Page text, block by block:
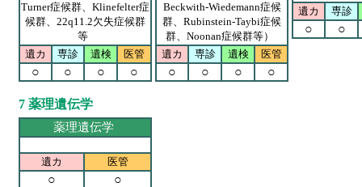
Turner症候群、Klinefelter症
候群、22q11.2欠失症候群
等
遺カ
専診 遺検 医管
○ ○ ○ ○
Beckwith-Wiedemann症候
群、Rubinstein-Taybi症候
群、Noonan症候群等）
遺カ
専診 遺検 医管
○ ○ ○ ○
遺カ
専診
○ ○
7 薬理遺伝学
薬理遺伝学
遺カ 医管
○ ○